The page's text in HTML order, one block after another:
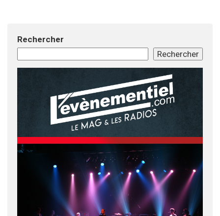
Rechercher
Rechercher